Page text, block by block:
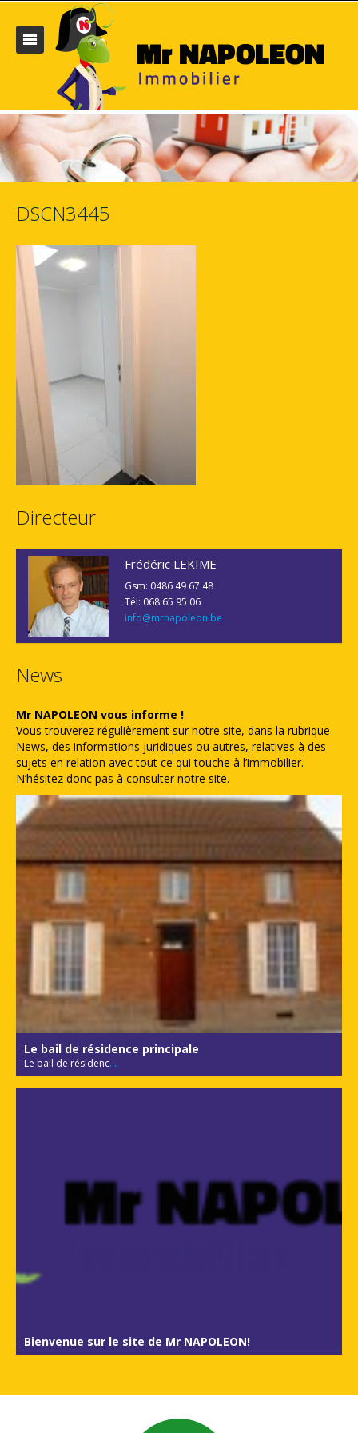
DSCN3445
Directeur
Frédéric LEKIME
Gsm: 0486 49 67 48
Tél: 068 65 95 06
info@mrnapoleon.be
News
Mr NAPOLEON vous informe !
Vous trouverez régulièrement sur notre site, dans la rubrique
News, des informations juridiques ou autres, relatives à des
sujets en relation avec tout ce qui touche à l’immobilier.
N’hésitez donc pas à consulter notre site.
Le bail de résidence principale
Le bail de résidenc...
Bienvenue sur le site de Mr NAPOLEON!